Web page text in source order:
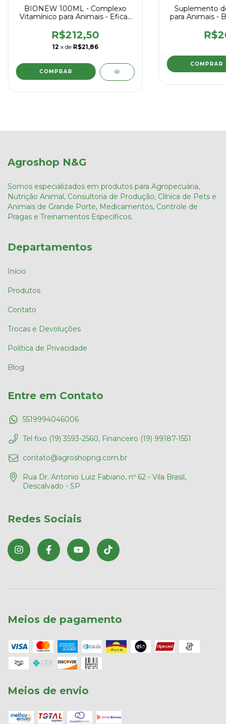
BIONEW 100ML - Complexo
Vitamínico para Animais - Eficaz
R$212,50
12 x de R$21,86
Suplemento
para Animais -
Agroshop N&G
Somos especializados em produtos para Agropecuária,
Nutrição Animal, Consultoria de Produção, Clínica de Pets e
Animais de Grande Porte, Medicamentos, Controle de
Pragas e Treinamentos Específicos.
Departamentos
Início
Produtos
Contato
Trocas e Devoluções
Política de Privacidade
Blog
Entre em Contato
5519994046006
Tel fixo (19) 3593-2560, Financeiro (19) 99187-1551
contato@agroshopng.com.br
Rua Dr. Antonio Luiz Fabiano, nº 62 - Vila Brasil,
Descalvado - SP
Redes Sociais
Meios de pagamento
Meios de envio